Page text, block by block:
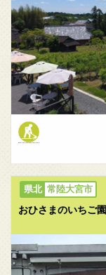
常陸大宮市
おひさまのいちご園